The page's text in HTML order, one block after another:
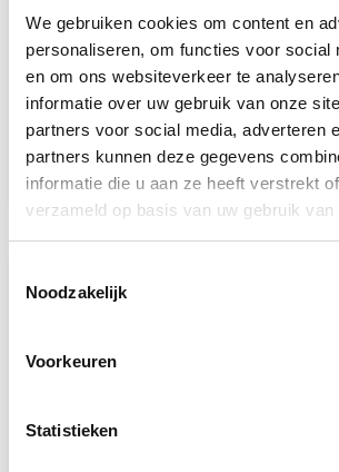
We gebruiken cookies om content en
personaliseren, om functies voor social
en om ons websiteverkeer te
informatie over uw gebruik van onze
partners voor social media, adverteren
partners kunnen deze gegevens
informatie die u aan ze heeft verstrekt
verzameld op basis van uw gebruik
Noodzakelijk
Voorkeuren
Statistieken
Heb je niet kunnen
zoekt?
Neem contact met ons op
op maat.
Omschrijving
Waterdichte regenjas.
Door hitte gesealde ritsen en
zijzakken met rits. Split aan de
Verwijderbaar etiket.